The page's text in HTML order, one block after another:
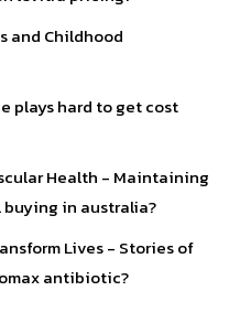
and Childhood
plays hard to get cost
Health - Maintaining
in australia?
Lives - Stories of
antibiotic?